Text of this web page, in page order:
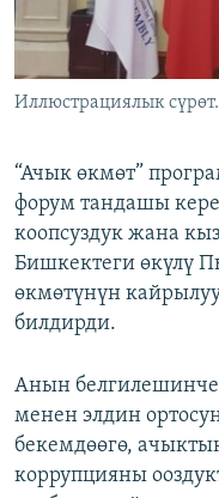
ЭЕ/АРнун бардык
Иллюстрациялык сүрөт.
“Ачык өкмөт”
форум тандашы
коопсуздук жана
Бишкектеги өкүлү
өкмөтүнүн
билдирди.
Анын
менен элдин
бекемдөөгө,
коррупцияны